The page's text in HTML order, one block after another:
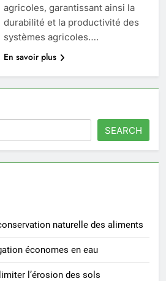
agricoles, garantissant ainsi la
durabilité et la productivité des
systèmes agricoles….
En savoir plus
SEARCH
naturelle des aliments
économes en eau
l’érosion des sols